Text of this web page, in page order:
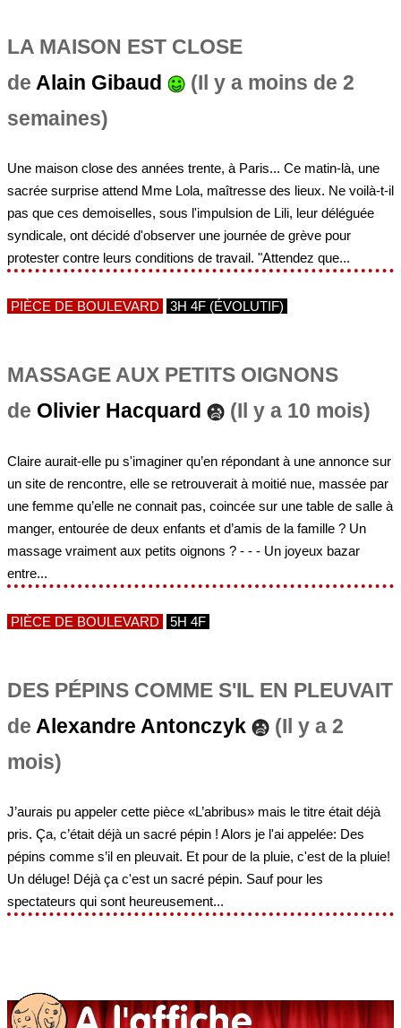
LA MAISON EST CLOSE
de Alain Gibaud
(Il y a moins de 2
semaines)
Une maison close des années trente, à Paris... Ce matin-là, une
sacrée surprise attend Mme Lola, maîtresse des lieux. Ne voilà-t-il
pas que ces demoiselles, sous l'impulsion de Lili, leur déléguée
syndicale, ont décidé d'observer une journée de grève pour
protester contre leurs conditions de travail. "Attendez que...
PIÈCE DE BOULEVARD 3H 4F (ÉVOLUTIF)
MASSAGE AUX PETITS OIGNONS
de Olivier Hacquard (Il y a 10 mois)
Claire aurait-elle pu s'imaginer qu’en répondant à une annonce sur
un site de rencontre, elle se retrouverait à moitié nue, massée par
une femme qu’elle ne connait pas, coincée sur une table de salle à
manger, entourée de deux enfants et d’amis de la famille ? Un
massage vraiment aux petits oignons ? - - - Un joyeux bazar
entre...
PIÈCE DE BOULEVARD 5H 4F
DES PÉPINS COMME S'IL EN PLEUVAIT
de Alexandre Antonczyk
(Il y a 2
mois)
J’aurais pu appeler cette pièce «L’abribus» mais le titre était déjà
pris. Ça, c’était déjà un sacré pépin ! Alors je l'ai appelée: Des
pépins comme s’il en pleuvait. Et pour de la pluie, c'est de la pluie!
Un déluge! Déjà ça c'est un sacré pépin. Sauf pour les
spectateurs qui sont heureusement...